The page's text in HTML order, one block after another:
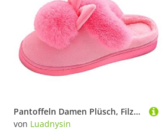
Pantoffeln Damen Plüsch, Filzpantoffeln Warm Winter Schlappen Hüttenschuhe Memory Foam Plüschschuhe Fuzzy Paare Hausschuhe Haus Schuhe Slippers Filzhausschuhe Pantoffeln Heimschuhe
von Luadnysin